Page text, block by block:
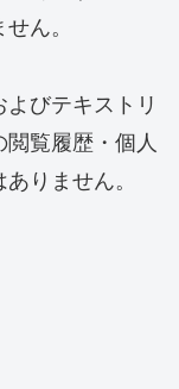
ん。
びテキストリ
覧履歴・個人
りません。